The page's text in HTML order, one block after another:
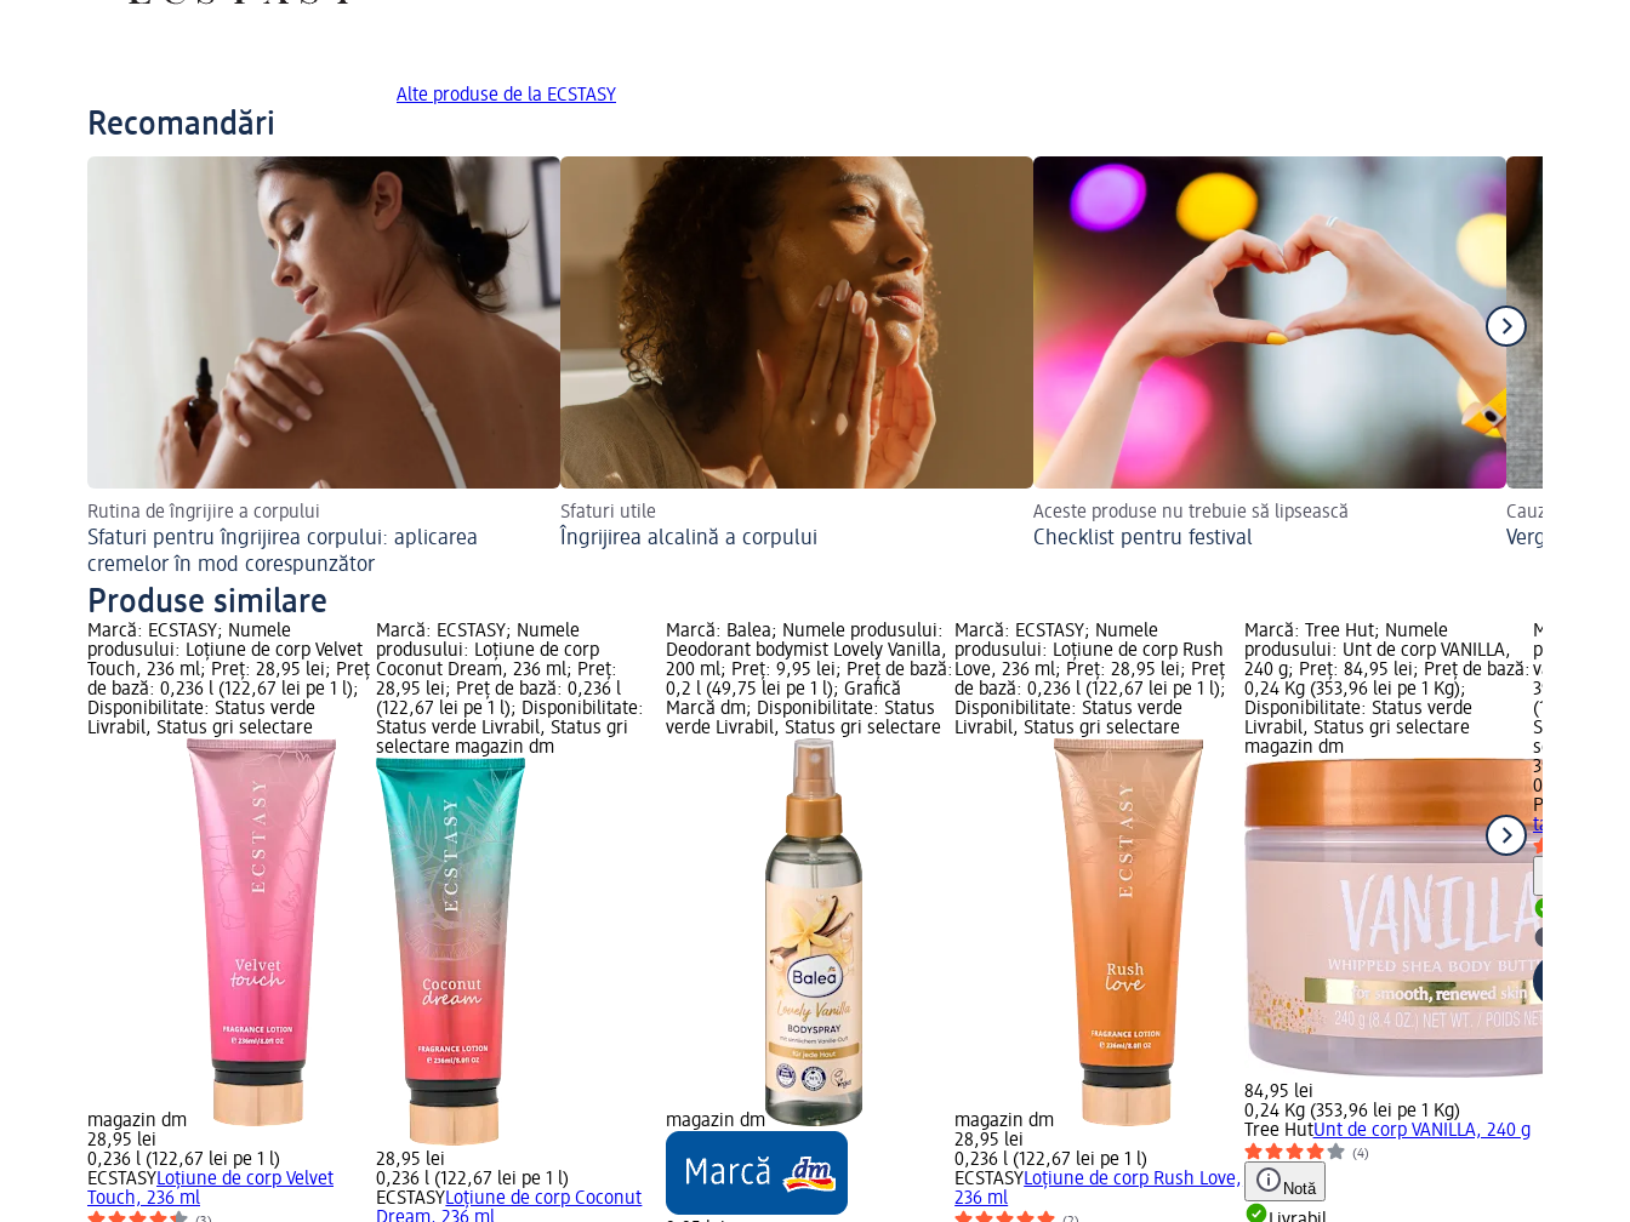
Alte produse de la ECSTASY
Recomandări
Rutina de îngrijire a corpului
Sfaturi pentru îngrijirea corpului: aplicarea
cremelor în mod corespunzător
Sfaturi utile
Îngrijirea alcalină a corpului
Aceste produse nu trebuie să lipsească
Checklist pentru festival
Cauze și
Vergeturile
Produse similare
Marcă: ECSTASY; Numele
produsului: Loțiune de corp Velvet
Touch, 236 ml; Preț: 28,95 lei; Preț
de bază: 0,236 l (122,67 lei pe 1 l);
Disponibilitate: Status verde
Livrabil, Status gri selectare
magazin dm
28,95 lei
0,236 l (122,67 lei pe 1 l)
ECSTASYLoțiune de corp Velvet
Touch, 236 ml
Marcă: ECSTASY; Numele
produsului: Loțiune de corp
Coconut Dream, 236 ml; Preț:
28,95 lei; Preț de bază: 0,236 l
(122,67 lei pe 1 l); Disponibilitate:
Status verde Livrabil, Status gri
selectare magazin dm
28,95 lei
0,236 l (122,67 lei pe 1 l)
ECSTASYLoțiune de corp Coconut
Marcă: Balea; Numele produsului:
Deodorant bodymist Lovely Vanilla,
200 ml; Preț: 9,95 lei; Preț de bază:
0,2 l (49,75 lei pe 1 l); Grafică
Marcă dm; Disponibilitate: Status
verde Livrabil, Status gri selectare
magazin dm
Marcă: ECSTASY; Numele
produsului: Loțiune de corp Rush
Love, 236 ml; Preț: 28,95 lei; Preț
de bază: 0,236 l (122,67 lei pe 1 l);
Disponibilitate: Status verde
Livrabil, Status gri selectare
magazin dm
28,95 lei
0,236 l (122,67 lei pe 1 l)
ECSTASYLoțiune de corp Rush Love,
236 ml
Marcă: Tree Hut; Numele
produsului: Unt de corp VANILLA,
240 g; Preț: 84,95 lei; Preț de bază:
0,24 Kg (353,96 lei pe 1 Kg);
Disponibilitate: Status verde
Livrabil, Status gri selectare
magazin dm
84,95 lei
0,24 Kg (353,96 lei pe 1 Kg)
Tree HutUnt de corp VANILLA, 240 g
(4)
Notă
Marcă:
produsului:
vanilie
39,95 lei;
(159,80 lei
Status
selectare
39,95 lei
0,25 l
PALMER'S
tahitiană,